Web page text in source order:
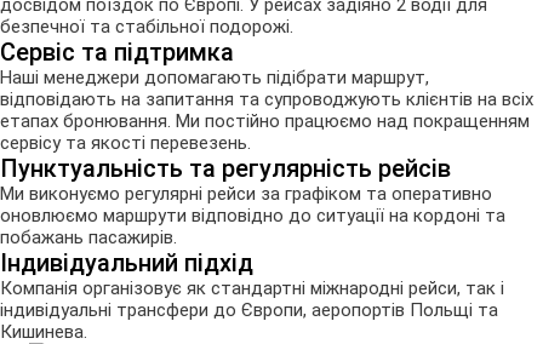
досвідом поїздок по Європі. У рейсах задіяно 2 водії для
безпечної та стабільної подорожі.
Сервіс та підтримка
Наші менеджери допомагають підібрати маршрут,
відповідають на запитання та супроводжують клієнтів на всіх
етапах бронювання. Ми постійно працюємо над покращенням
сервісу та якості перевезень.
Пунктуальність та регулярність рейсів
Ми виконуємо регулярні рейси за графіком та оперативно
оновлюємо маршрути відповідно до ситуації на кордоні та
побажань пасажирів.
Індивідуальний підхід
Компанія організовує як стандартні міжнародні рейси, так і
індивідуальні трансфери до Європи, аеропортів Польщі та
Кишинева.